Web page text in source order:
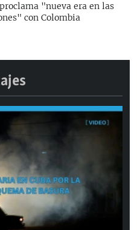
"nueva era en las
con Colombia